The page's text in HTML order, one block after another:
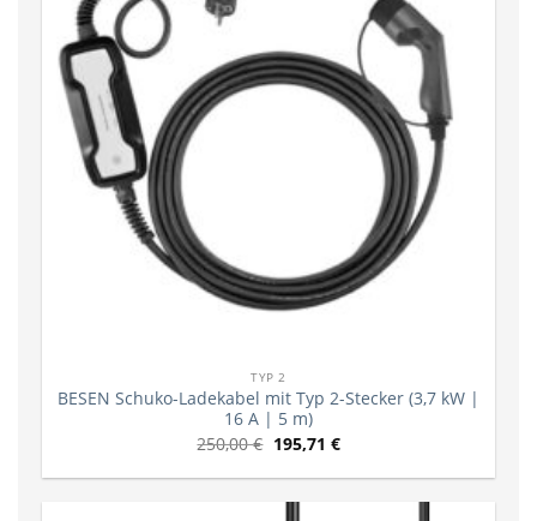
TYP 2
BESEN Schuko-Ladekabel mit Typ 2-Stecker (3,7 kW |
16 A | 5 m)
250,00€ 195,71 €